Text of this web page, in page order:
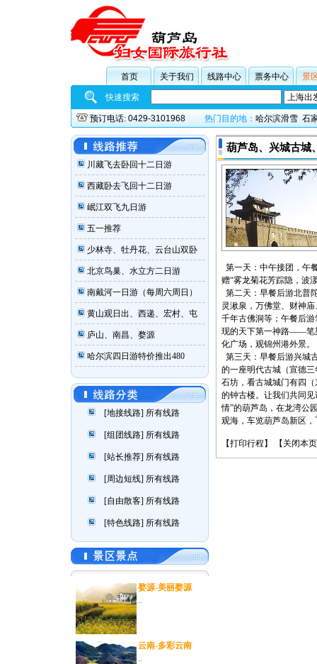
首页 关于我们 线路中心 票务中心 景
快速搜索
预订电话: 0429-3101968 热门目的地： 哈尔滨滑雪 石
川藏飞去卧回十二日游
西藏卧去飞回十二日游
岷江双飞九日游
五一推荐
少林寺、牡丹花、云台山双卧
北京鸟巢、水立方二日游
南戴河一日游（每周六周日）
黄山观日出、西递、宏村、屯
庐山、南昌、婺源
哈尔滨四日游特价推出480
[地接线路] 所有线路
[组团线路] 所有线路
[站长推荐] 所有线路
[周边短线] 所有线路
[自由散客] 所有线路
[特色线路] 所有线路
婺源-美丽婺源
..
云南-多彩云南
..
葫芦岛、兴城古城
第一天：中午接团，午
赠“雾龙菊花芳踪
第二天：早餐后游北
灵湫泉，万佛堂、财神
千年古佛洞等；午餐后
现的天下第一神路——笔
化广场，观锦州港外景
第三天：早餐后游兴城
的一座明代古城（宣德
石坊，看古城城门有四
的钟古楼。让我们共同
情”的葫芦岛，在龙湾公
观海，车览葫芦岛新
【打印行程 】 【 关闭本页